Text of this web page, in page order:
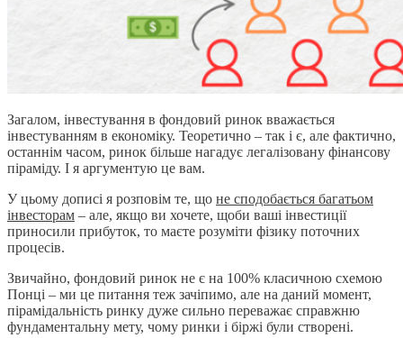
Загалом, інвестування в фондовий ринок вважається
інвестуванням в економіку. Теоретично – так і є, але фактично,
останнім часом, ринок більше нагадує легалізовану фінансову
піраміду. І я аргументую це вам.
У цьому дописі я розповім те, що не сподобається багатьом
інвесторам – але, якщо ви хочете, щоби ваші інвестиції
приносили прибуток, то маєте розуміти фізику поточних
процесів.
Звичайно, фондовий ринок не є на 100% класичною схемою
Понці – ми це питання теж зачіпимо, але на даний момент,
пірамідальність ринку дуже сильно переважає справжню
фундаментальну мету, чому ринки і біржі були створені.